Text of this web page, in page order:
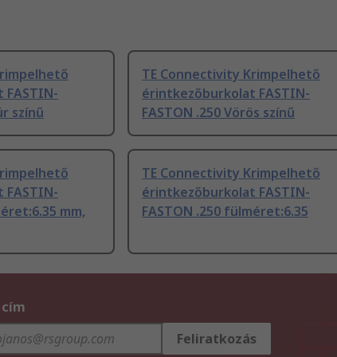
színű
TE Connectivity Krimpelhető
érintkezőburkolat FASTIN-
FASTON .250 Vörös színű
mm,
TE Connectivity Krimpelhető
érintkezőburkolat FASTIN-
FASTON .250 fülméret:6.35
Feliratkozás